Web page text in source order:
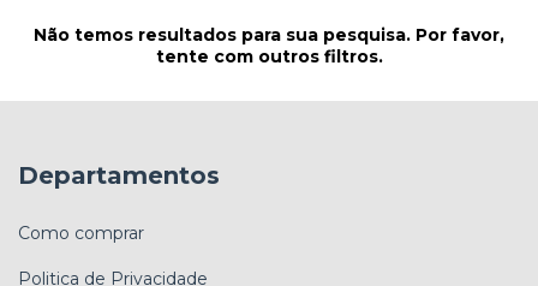
Não temos resultados para sua pesquisa. Por favor,
tente com outros filtros.
Departamentos
Como comprar
Politica de Privacidade